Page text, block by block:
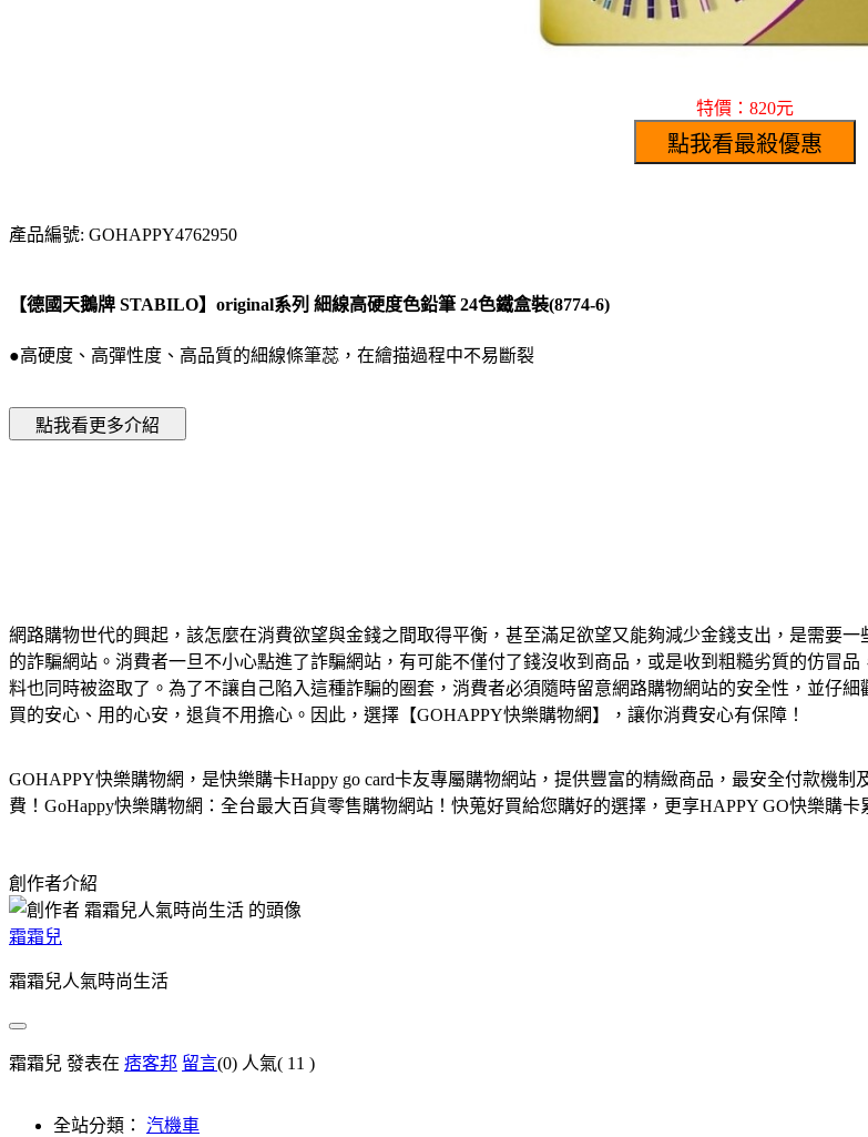
特價：820元
產品編號: GOHAPPY4762950
【德國天鵝牌 STABILO】original系列 細線高硬度色鉛筆 24色鐵盒裝(8774-6)
●高硬度、高彈性度、高品質的細線條筆蕊，在繪描過程中不易斷裂
網路購物世代的興起，該怎麼在消費欲望與金錢之間取得平衡，甚至滿足欲望又能夠減少金錢支出，是需要
的詐騙網站。消費者一旦不小心點進了詐騙網站，有可能不僅付了錢沒收到商品，或是收到粗糙劣質的仿冒
料也同時被盜取了。為了不讓自己陷入這種詐騙的圈套，消費者必須隨時留意網路購物網站的安全性，並仔
買的安心、用的心安，退貨不用擔心。因此，選擇【GOHAPPY快樂購物網】，讓你消費安心有保障！
GOHAPPY快樂購物網，是快樂購卡Happy go card卡友專屬購物網站，提供豐富的精緻商品，最安全付款機
費！GoHappy快樂購物網：全台最大百貨零售購物網站！快蒐好買給您購好的選擇，更享HAPPY GO快樂購卡
創作者介紹
霜霜兒
霜霜兒人氣時尚生活
霜霜兒 發表在 痞客邦 留言(0) 人氣( 11 )
全站分類： 汽機車